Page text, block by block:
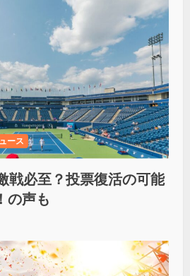
ース
戦必至？投票復活の可能
の声も